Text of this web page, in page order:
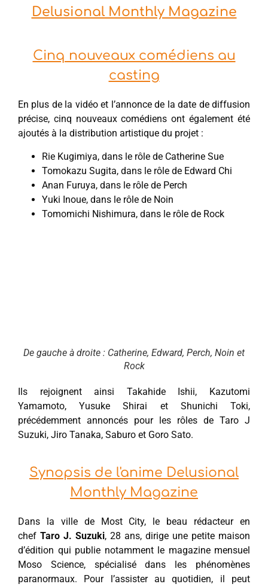
Delusional Monthly Magazine
Cinq nouveaux comédiens au
casting
En plus de la vidéo et l’annonce de la date de diffusion
précise, cinq nouveaux comédiens ont également été
ajoutés à la distribution artistique du projet :
Rie Kugimiya, dans le rôle de Catherine Sue
Tomokazu Sugita, dans le rôle de Edward Chi
Anan Furuya, dans le rôle de Perch
Yuki Inoue, dans le rôle de Noin
Tomomichi Nishimura, dans le rôle de Rock
De gauche à droite : Catherine, Edward, Perch, Noin et
Rock
Ils rejoignent ainsi Takahide Ishii, Kazutomi
Yamamoto, Yusuke Shirai et Shunichi Toki,
précédemment annoncés pour les rôles de Taro J
Suzuki, Jiro Tanaka, Saburo et Goro Sato.
Synopsis de l'anime Delusional
Monthly Magazine
Dans la ville de Most City, le beau rédacteur en
chef Taro J. Suzuki, 28 ans, dirige une petite maison
d’édition qui publie notamment le magazine mensuel
Moso Science, spécialisé dans les phénomènes
paranormaux. Pour l’assister au quotidien, il peut